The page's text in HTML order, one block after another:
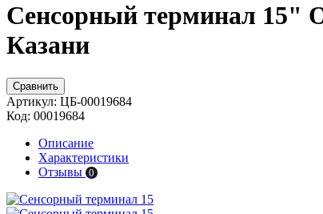
Сенсорный терминал 15"
Казани
Сравнить
Артикул: ЦБ-00019684
Код: 00019684
Описание
Характеристики
Отзывы 0